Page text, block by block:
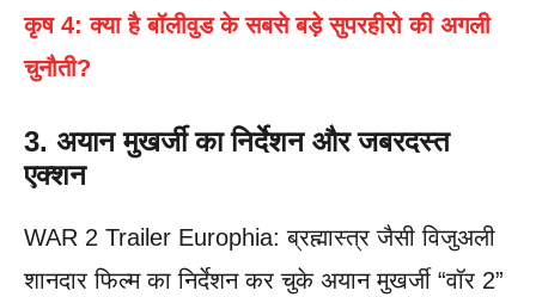
कृष 4: क्या है बॉलीवुड के सबसे बड़े सुपरहीरो की अगली
चुनौती?
3. अयान मुखर्जी का निर्देशन और जबरदस्त
एक्शन
WAR 2 Trailer Europhia: ब्रह्मास्त्र जैसी विजुअली
शानदार फिल्म का निर्देशन कर चुके अयान मुखर्जी “वॉर 2”